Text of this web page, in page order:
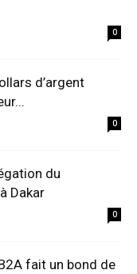
0
d’argent
0
du
Dakar
0
fait un bond de